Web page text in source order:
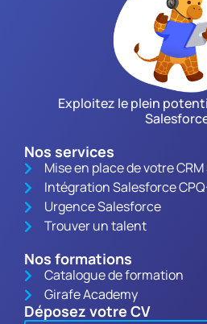
Exploitez le plein
Nos services
Mise en place de votre
Intégration Salesforce
Urgence Salesforce
Trouver un talent
Nos formations
Catalogue de formation
Girafe Academy
Déposez votre CV